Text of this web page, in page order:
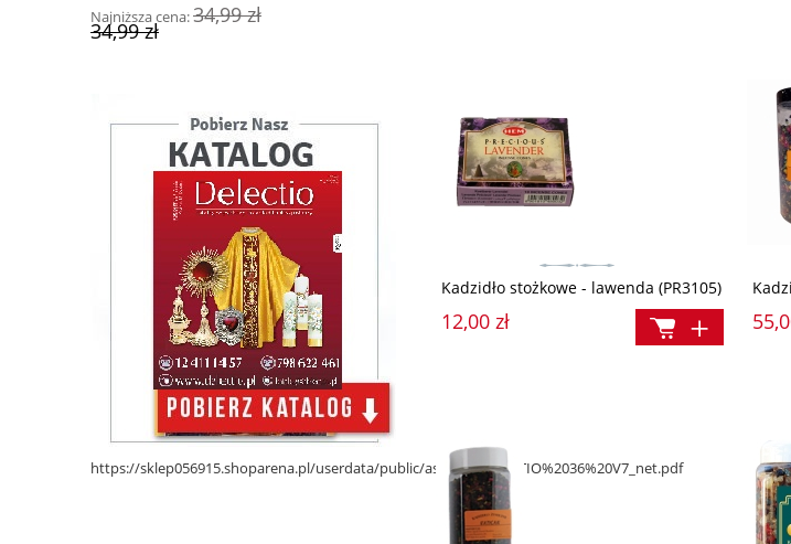
34,99 zł
Najniższa cena:34,99 zł
https://sklep056915.shoparena.pl/userdata/public/assets//DELECTIO%2036%20V7_net.pdf
Kadzidło stożkowe - lawenda (PR3105)
12,00 zł